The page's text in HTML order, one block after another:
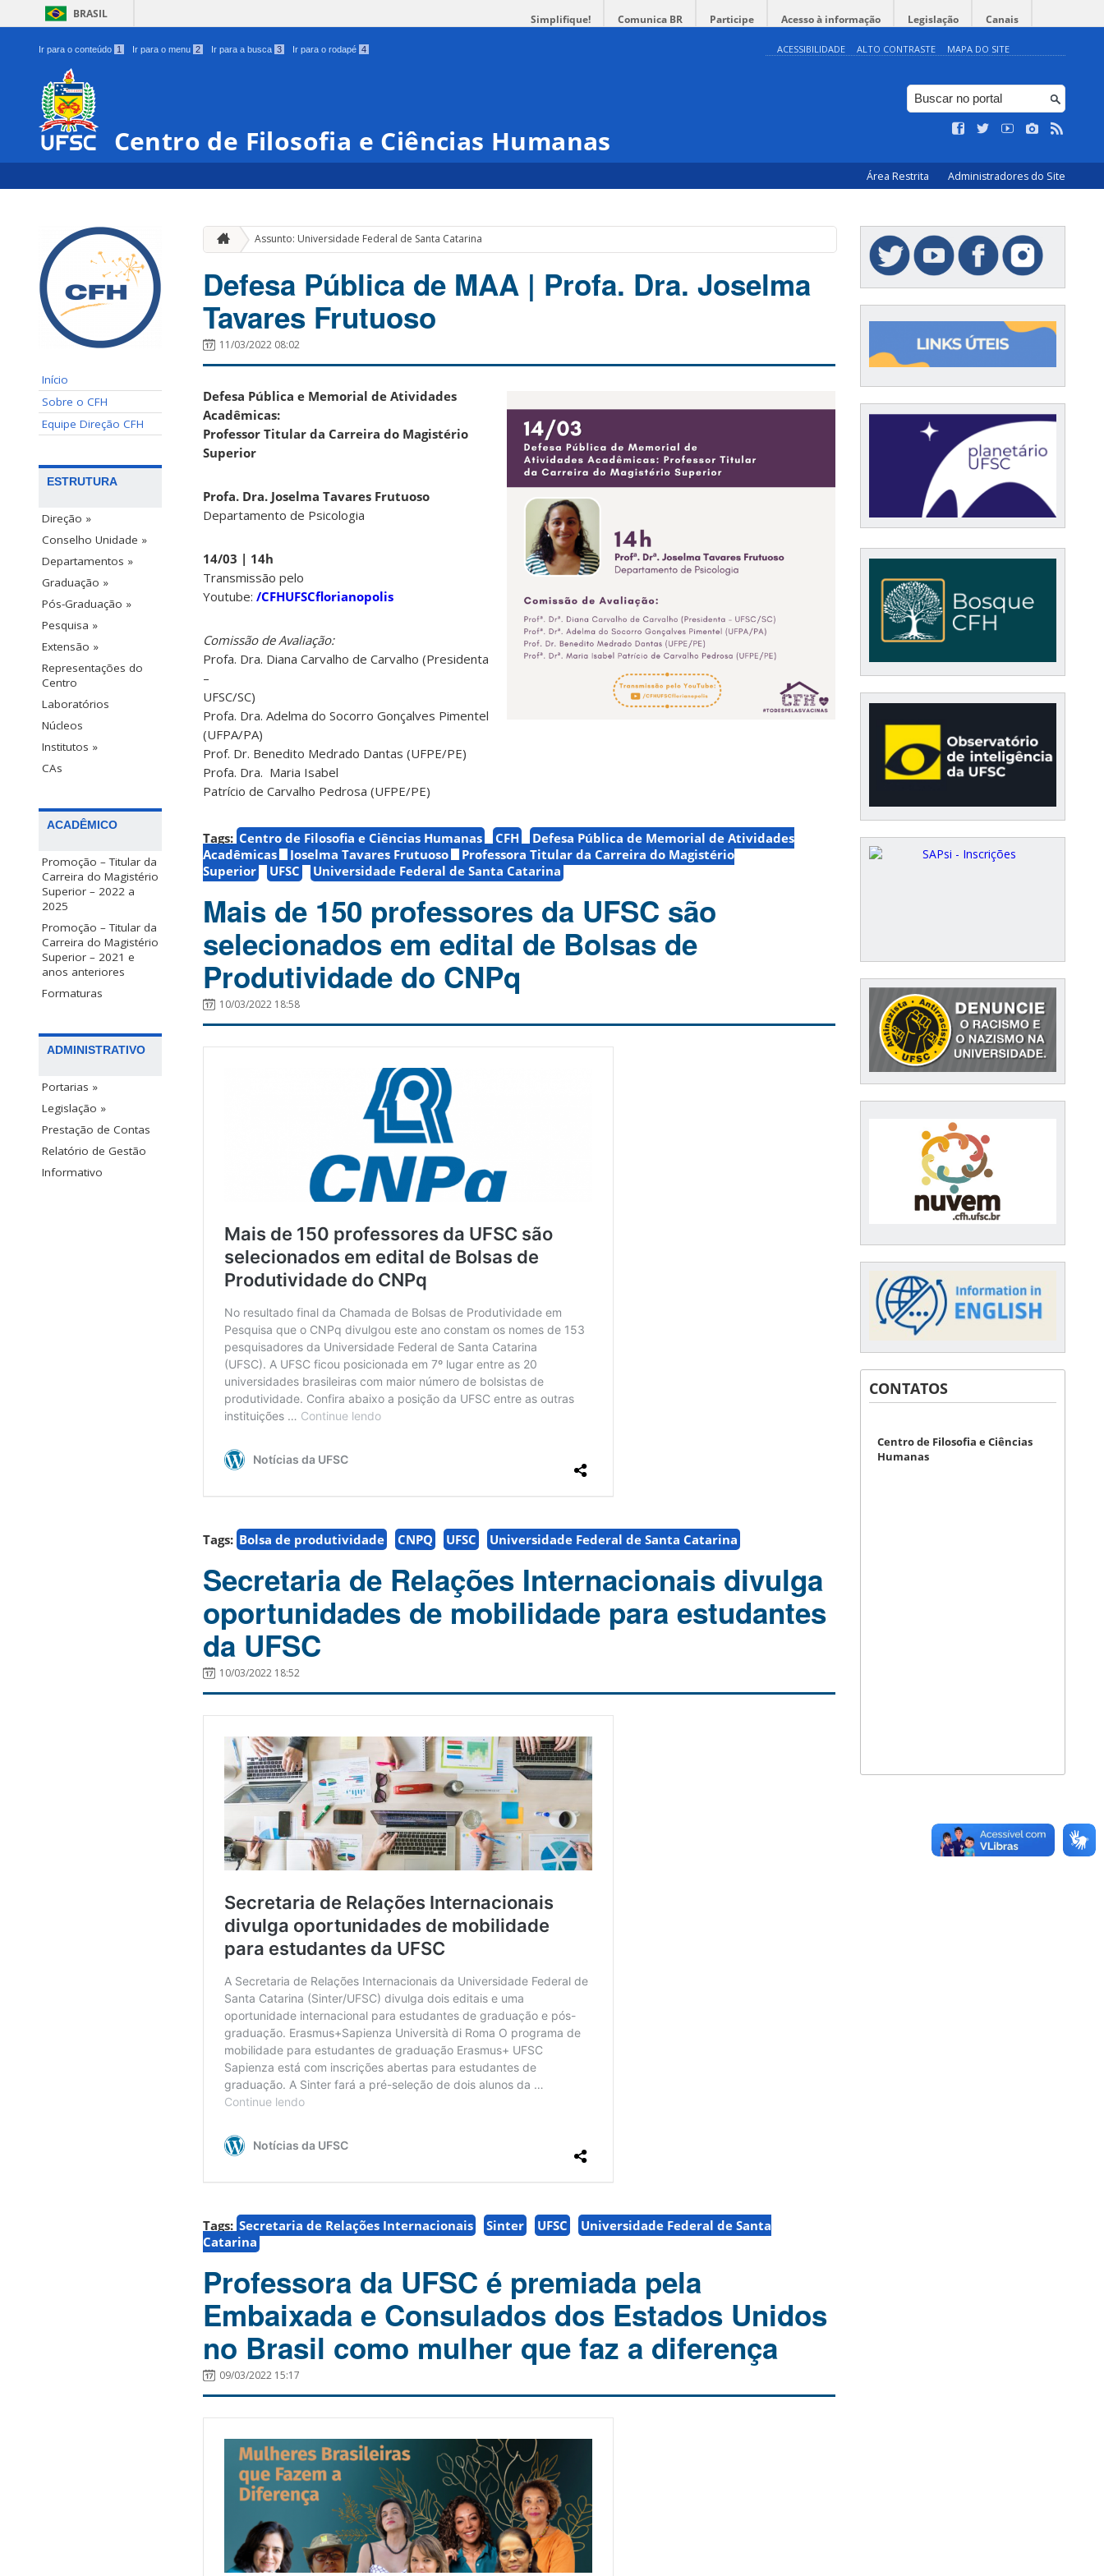
BRASIL Simplifique! Comunica BR Participe Acesso à informação Legislação Canais
Ir para o conteúdo 1 Ir para o menu 2 Ir para a busca 3 Ir para o rodapé 4 ACESSIBILIDADE ALTO CONTRASTE MAPA DO SITE
Centro de Filosofia e Ciências Humanas
Área Restrita Administradores do Site
Início
Sobre o CFH
Equipe Direção CFH
ESTRUTURA
Direção »
Conselho Unidade »
Departamentos »
Graduação »
Pós-Graduação »
Pesquisa »
Extensão »
Representações do
Centro
Laboratórios
Núcleos
Institutos »
CAs
ACADÊMICO
Promoção – Titular da
Carreira do Magistério
Superior – 2022 a
2025
Promoção – Titular da
Carreira do Magistério
Superior – 2021 e
anos anteriores
Formaturas
ADMINISTRATIVO
Portarias »
Legislação »
Prestação de Contas
Relatório de Gestão
Informativo
Assunto: Universidade Federal de Santa Catarina
Defesa Pública de MAA | Profa. Dra. Joselma
Tavares Frutuoso
11/03/2022 08:02
Defesa Pública e Memorial de Atividades
Acadêmicas:
Professor Titular da Carreira do Magistério
Superior
Profa. Dra. Joselma Tavares Frutuoso
Departamento de Psicologia
14/03 | 14h
Transmissão pelo
Youtube: /CFHUFSCflorianopolis
Comissão de Avaliação:
Profa. Dra. Diana Carvalho de Carvalho (Presidenta
–
UFSC/SC)
Profa. Dra. Adelma do Socorro Gonçalves Pimentel
(UFPA/PA)
Prof. Dr. Benedito Medrado Dantas (UFPE/PE)
Profa. Dra. Maria Isabel
Patrício de Carvalho Pedrosa (UFPE/PE)
Tags: Centro de Filosofia e Ciências Humanas CFH
Defesa Pública de Memorial de Atividades
Acadêmicas
Joselma Tavares Frutuoso
Professora Titular da Carreira do Magistério
Superior
UFSC Universidade Federal de Santa Catarina
Mais de 150 professores da UFSC são
selecionados em edital de Bolsas de
Produtividade do CNPq
10/03/2022 18:58
Tags: Bolsa de produtividade CNPQ UFSC Universidade Federal de Santa Catarina
Secretaria de Relações Internacionais divulga
oportunidades de mobilidade para estudantes
da UFSC
10/03/2022 18:52
Tags: Secretaria de Relações Internacionais Sinter UFSC
Universidade Federal de Santa
Catarina
Professora da UFSC é premiada pela
Embaixada e Consulados dos Estados Unidos
no Brasil como mulher que faz a diferença
09/03/2022 15:17
CONTATOS
Centro de Filosofia e Ciências
Humanas